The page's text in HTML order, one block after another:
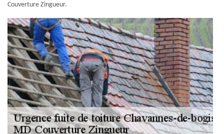
Couverture Zingueur.